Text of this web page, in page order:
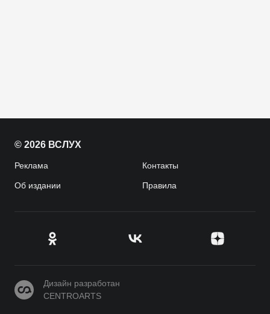
© 2026 ВСЛУХ
Реклама Контакты
Об издании Правила
CENTROARTS